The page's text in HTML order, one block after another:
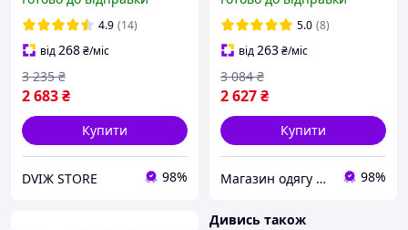
Райд 2 СП Супрім білі з
червоним весна літо
4.9 (14)
від268₴/міс
2 683₴
3 235 ₴
Купити
DVIЖ STORE 98%
чорні шкіра текстиль
Фарба демісезон унісекс
5.0 (8)
від263₴/міс
2 627₴
3 084 ₴
Купити
Магазин одягу взуття та топових товарів 98%
Дивись також